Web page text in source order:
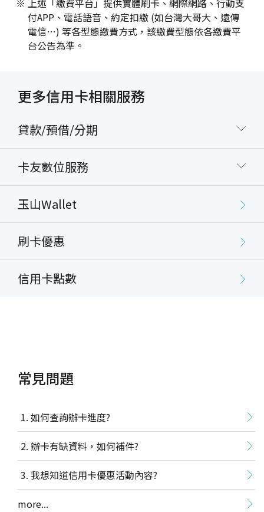
上述「繳費平台」提供實體刷卡、網際網路、行動支
付APP、電話語音、約定扣繳 (如台灣大哥大、遠傳
電信…) 等各型態繳費方式，該繳費型態依各繳費平
台公告為準。
更多信用卡相關服務
貸款/預借/分期
卡友數位服務
玉山Wallet
刷卡優惠
信用卡點數
常見問題
如何查詢辦卡進度?
辦卡有缺資料，如何補件?
我想知道信用卡優惠活動內容?
more...